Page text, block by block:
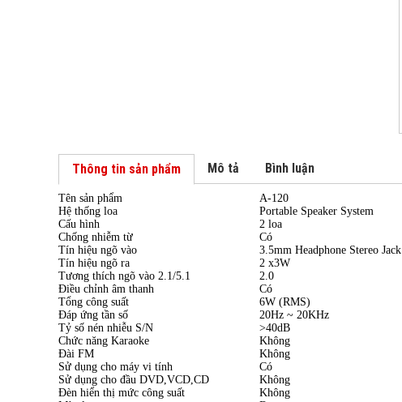
Thông tin sản phẩm Mô tả Bình luận
Tên sản phẩm
A-120
Hệ thống loa
Portable Speaker System
Cấu hình
2 loa
Chống nhiễm từ
Có
Tín hiệu ngõ vào
3.5mm Headphone Stereo Jack
Tín hiệu ngõ ra
2 x3W
Tương thích ngõ vào 2.1/5.1
2.0
Điều chỉnh âm thanh
Có
Tổng công suất
6W (RMS)
Đáp ứng tần số
20Hz ~ 20KHz
Tỷ số nén nhiễu S/N
>40dB
Chức năng Karaoke
Không
Đài FM
Không
Sử dụng cho máy vi tính
Có
Sử dụng cho đầu DVD,VCD,CD
Không
Đèn hiển thị mức công suất
Không